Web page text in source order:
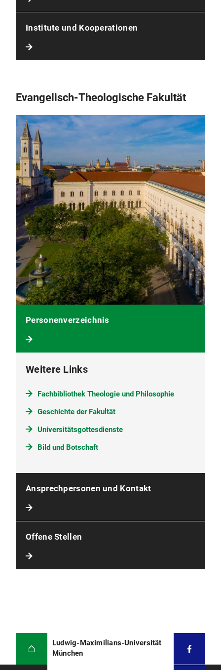
Institute und Kooperationen
Evangelisch-Theologische Fakultät
Weitere Links
Fachbibliothek Theologie und Philosophie
Geschichte der Fakultät
Universitätsgottesdienste
Bild und Botschaft
Personenverzeichnis
Ansprechpersonen und Kontakt
Offene Stellen
Ludwig-Maximilians-Universität
München